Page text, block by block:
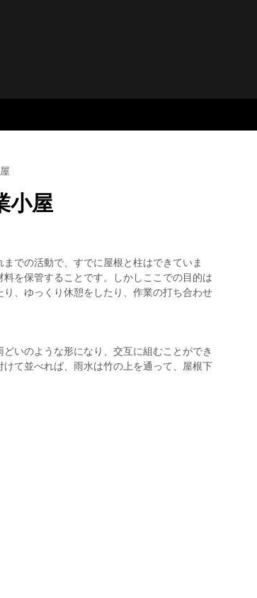
小屋
での活動で、すでに屋根と柱はできていま
を保管することです。しかしここでの目的は
、ゆっくり休憩をしたり、作業の打ち合わせ
いのような形になり、交互に組むことができ
て並べれば、雨水は竹の上を通って、屋根下